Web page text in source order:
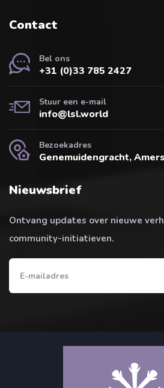
Contact
Bel ons
+31 (0)33 785 2427
Stuur een e-mail
info@lsl.world
Bezoekadres
Genemuidengracht,
Nieuwsbrief
Ontvang updates over nieuwe
community-initiatieven.